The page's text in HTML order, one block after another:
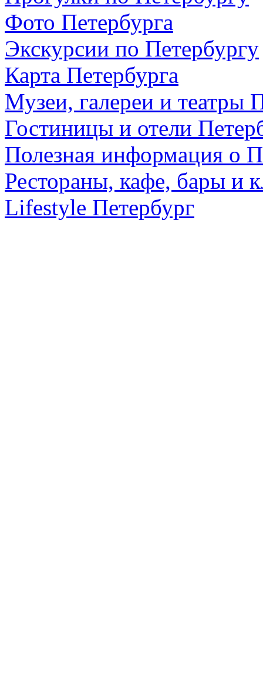
Фото Петербурга
Экскурсии по Петербургу
Карта Петербурга
Музеи, галереи и театры
Гостиницы и отели
Полезная информация о
Рестораны, кафе, бары и
Lifestyle Петербург